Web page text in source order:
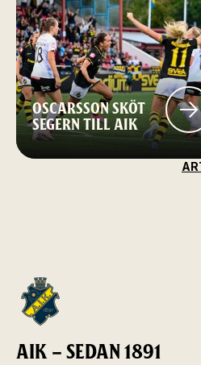
OSCARSSON SKÖT
SEGERN TILL AIK
AIK – SEDAN 1891